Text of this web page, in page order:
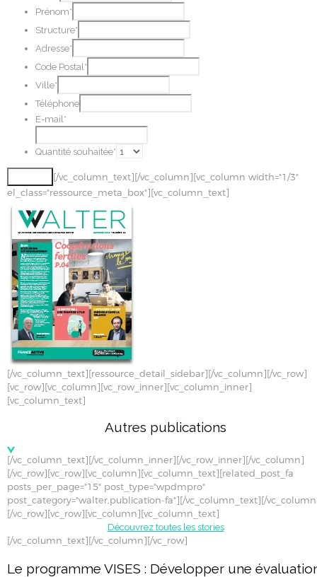
Prénom*
Structure*
Adresse*
Code Postal*
Ville*
Téléphone
E-mail*
Quantité souhaitée*
[/vc_column_text][/vc_column][vc_column width="1/3"
el_class="ressource_meta_box"][vc_column_text]
[/vc_column_text][ressource_detail_sidebar][/vc_column][/vc_row]
[vc_row][vc_column][vc_row_inner][vc_column_inner]
[vc_column_text]
Autres publications
[/vc_column_text][/vc_column_inner][/vc_row_inner][/vc_column]
[/vc_row][vc_row][vc_column][vc_column_text][related_post_fa
posts_per_page="15" post_type="wpdmpro"
post_category="walter,publication-fa"][/vc_column_text][/
[/vc_row][vc_row][vc_column][vc_column_text]
Découvrez toutes les stories
[/vc_column_text][/vc_column][/vc_row]
Le programme VISES : Développer une